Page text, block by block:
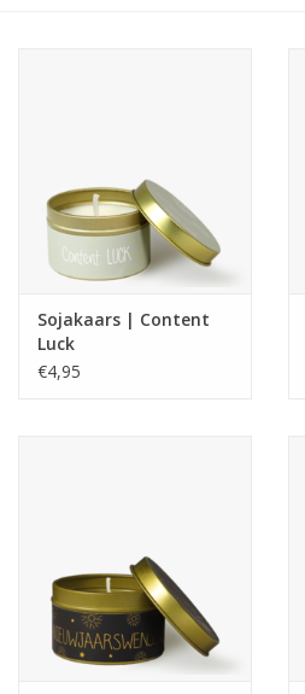
Blog
Sojakaars | Content
Luck
€4,95